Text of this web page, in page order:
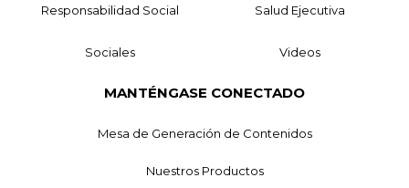
Responsabilidad Social Salud Ejecutiva
Sociales Videos
MANTÉNGASE CONECTADO
Mesa de Generación de Contenidos
Nuestros Productos